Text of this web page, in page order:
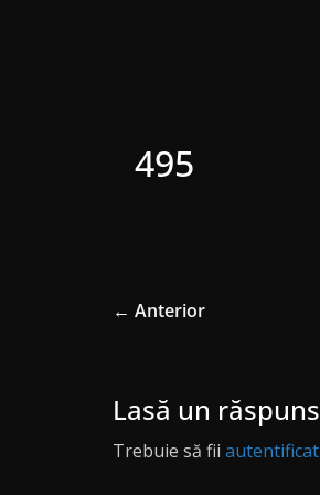
495
← Anterior
Lasă un răspuns
Trebuie să fii autentificat